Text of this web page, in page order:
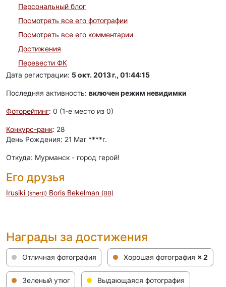
Персональный блог
Посмотреть все его фотографии
Посмотреть все его комментарии
Достижения
Перевести ФК
Дата регистрации: 5 окт. 2013 г., 01:44:15
Последняя активность: включен режим невидимки
Фоторейтинг: 0 (1-e место из 0)
Конкурс-ранк: 28
День Рождения: 21 Mar ****г.
Откуда: Мурманск - город герой!
Его друзья
Irusiki (sheril) Boris Bekelman (BB)
Награды за достижения
Отличная фотография Хорошая фотография × 2
Зеленый утюг Выдающаяся фотография